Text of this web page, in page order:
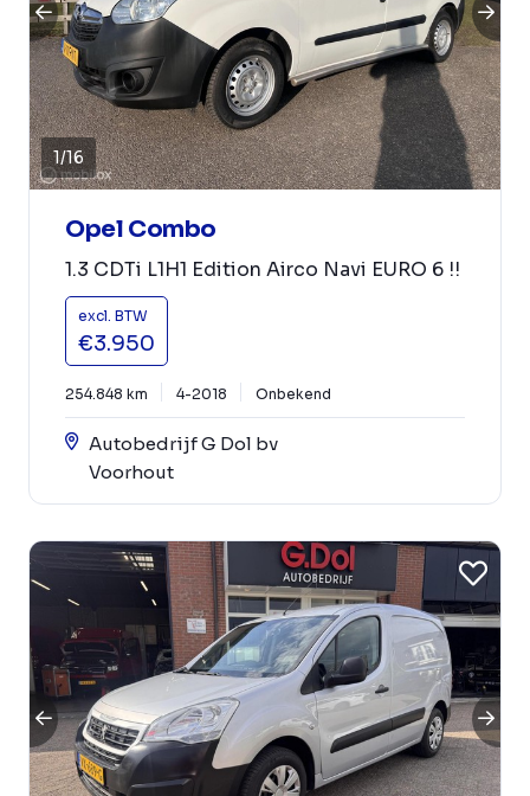
1/16
Opel Combo
1.3 CDTi L1H1 Edition Airco Navi EURO 6 !!
excl. BTW
€3.950
254.848 km 4-2018 Onbekend
Autobedrijf G Dol bv
Voorhout